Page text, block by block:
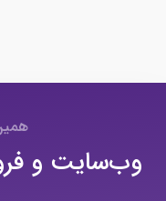
وب‌سایت و